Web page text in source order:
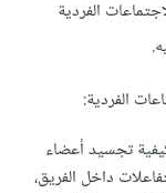
الفردية
الفردية:
تجسيد أعضاء
داخل الفريق،